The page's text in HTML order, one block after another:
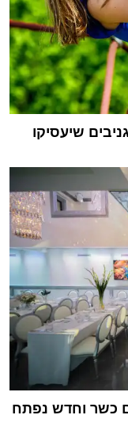
שיעסיקו
כשר וחדש נפתח